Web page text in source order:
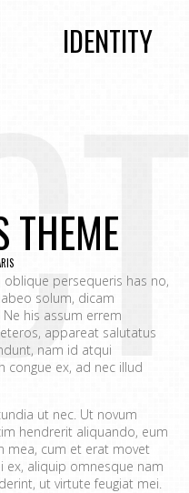
IDENTITY
THEME
persequeris has no,
solum, dicam
his assum errem
appareat salutatus
nam id atqui
congue ex, ad nec illud
ut nec. Ut novum
hendrerit aliquando, eum
mea, cum et erat movet
ex, aliquip omnesque nam
ut virtute feugiat mei.